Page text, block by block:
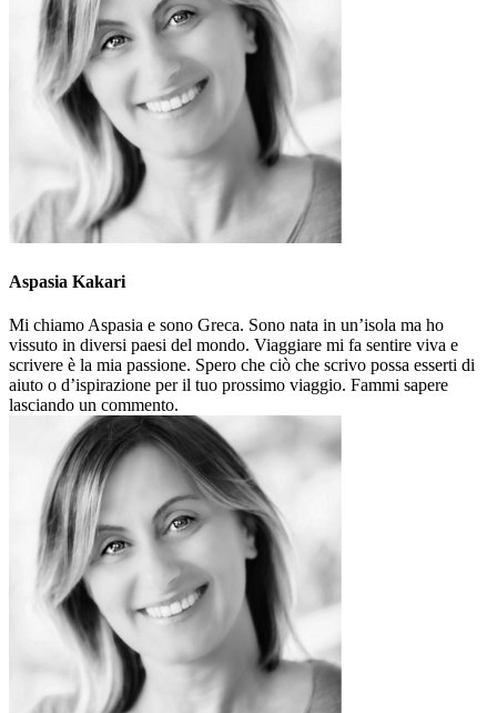
Aspasia Kakari
Mi chiamo Aspasia e sono Greca. Sono nata in un’isola ma ho
vissuto in diversi paesi del mondo. Viaggiare mi fa sentire viva e
scrivere è la mia passione. Spero che ciò che scrivo possa esserti di
aiuto o d’ispirazione per il tuo prossimo viaggio. Fammi sapere
lasciando un commento.